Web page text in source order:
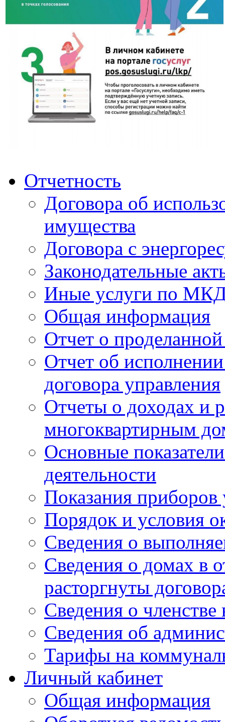
Отчетность
Договора об
имущества
Договора с
Законодательные
Иные услуги по
Общая информация
Отчет о проделанной
Отчет об
договора управления
Отчеты о доходах и
многоквартирным
Основные
деятельности
Показания приборов
Порядок и условия
Сведения о
Сведения о домах в
расторгнуты
Сведения о
Сведения об
Тарифы на
Личный кабинет
Общая информация